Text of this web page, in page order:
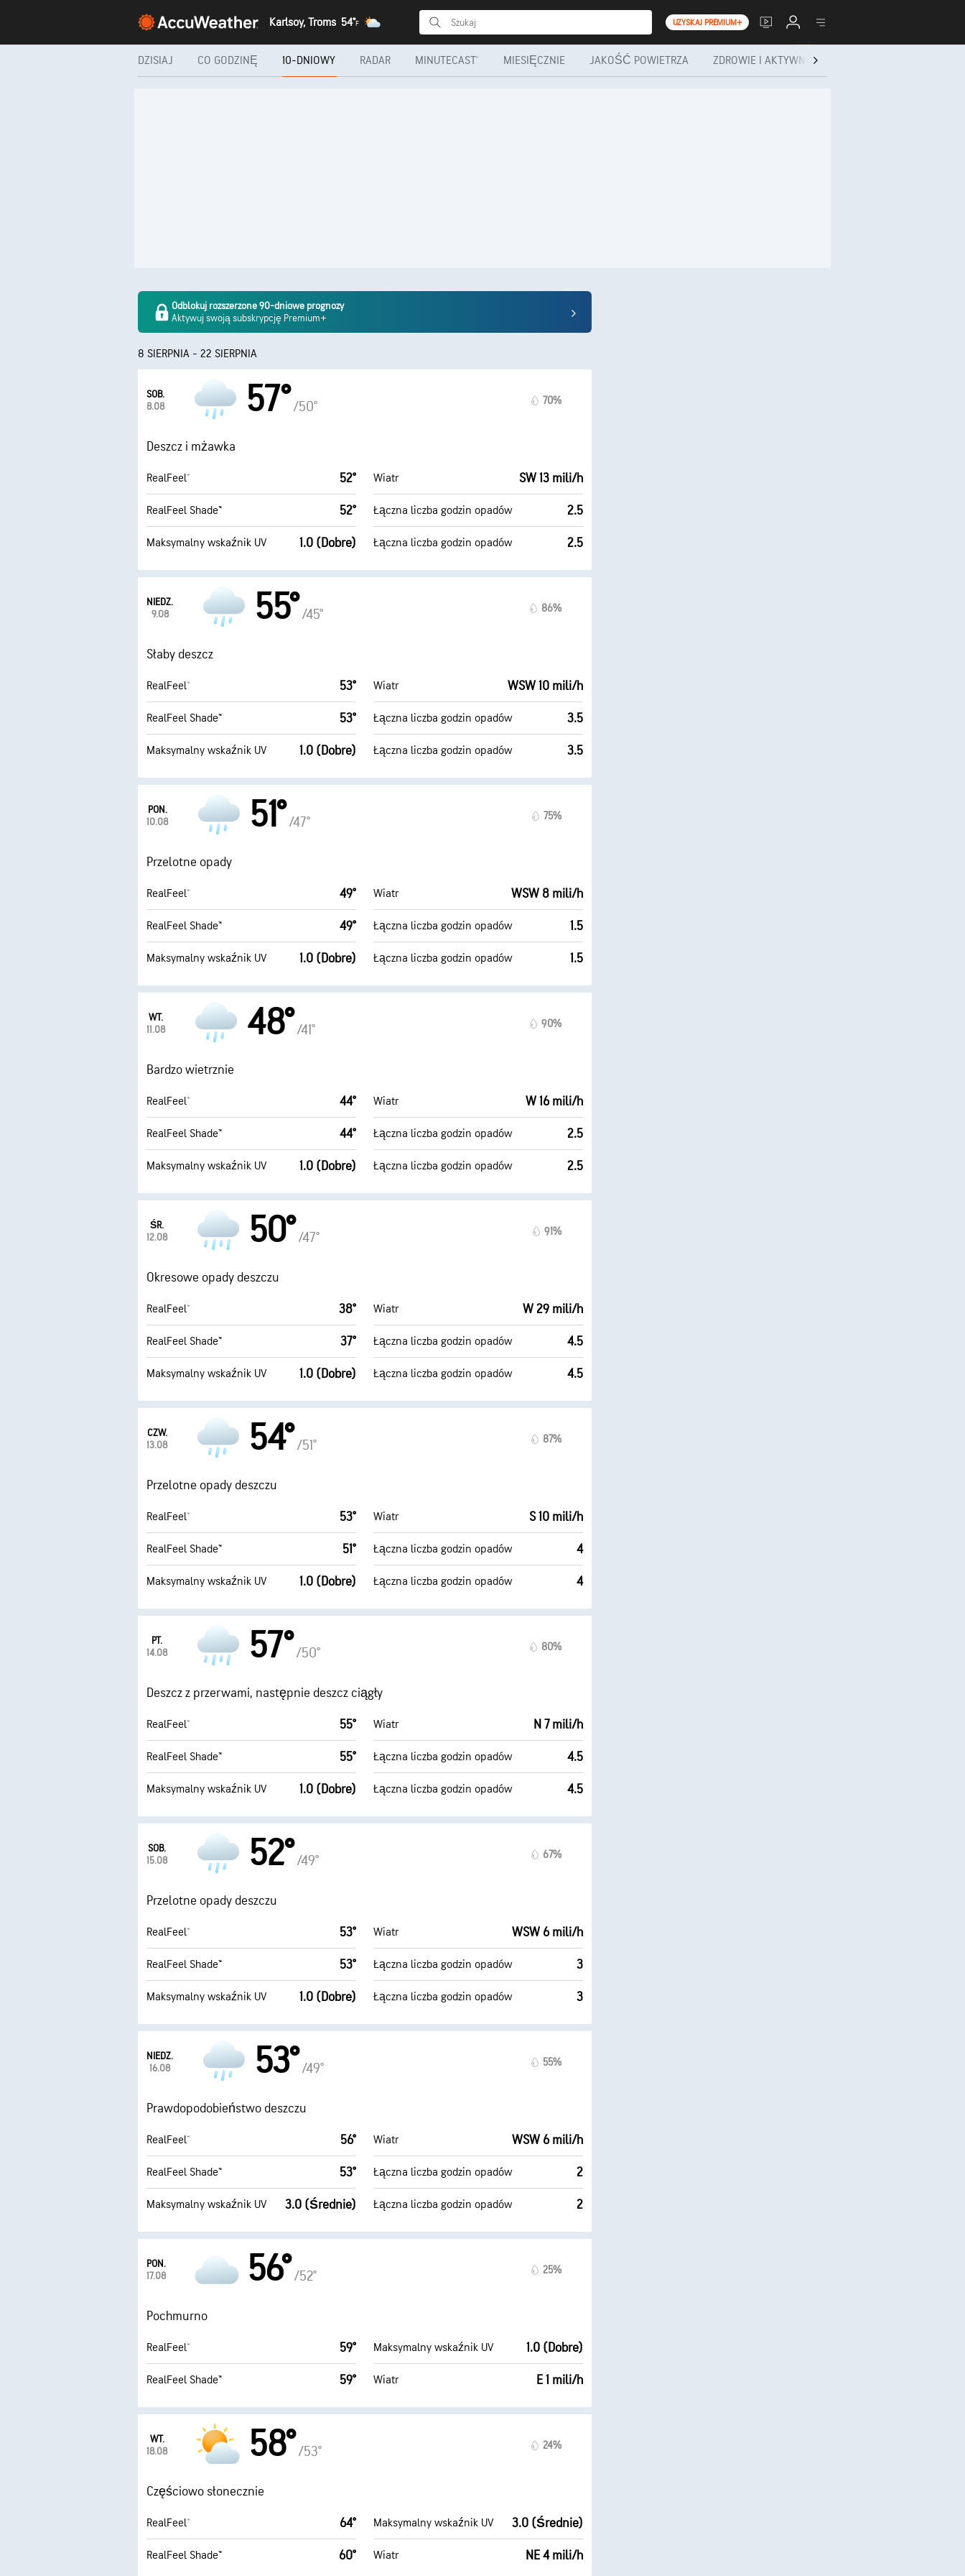
Karlsoy, Troms 54°F UZYSKAJ PREMIUM+
DZISIAJ CO GODZINĘ 10-DNIOWY RADAR MINUTECAST® MIESIĘCZNIE JAKOŚĆ POWIETRZA ZDROWIE I AKTYWNOŚĆ
Odblokuj rozszerzone 90-dniowe prognozy
Aktywuj swoją subskrypcję Premium+
8 SIERPNIA - 22 SIERPNIA
SOB.
8.08
57° /50° 70%
Deszcz i mżawka
RealFeel® 52°
RealFeel Shade™ 52°
Maksymalny wskaźnik UV 1.0 (Dobre)
Wiatr SW 13 mili/h
Łączna liczba godzin opadów 2.5
Łączna liczba godzin opadów 2.5
NIEDZ.
9.08
55° /45° 86%
Słaby deszcz
RealFeel® 53°
RealFeel Shade™ 53°
Maksymalny wskaźnik UV 1.0 (Dobre)
Wiatr WSW 10 mili/h
Łączna liczba godzin opadów 3.5
Łączna liczba godzin opadów 3.5
PON.
10.08
51° /47° 75%
Przelotne opady
RealFeel® 49°
RealFeel Shade™ 49°
Maksymalny wskaźnik UV 1.0 (Dobre)
Wiatr WSW 8 mili/h
Łączna liczba godzin opadów 1.5
Łączna liczba godzin opadów 1.5
WT.
11.08
48° /41° 90%
Bardzo wietrznie
RealFeel® 44°
RealFeel Shade™ 44°
Maksymalny wskaźnik UV 1.0 (Dobre)
Wiatr W 16 mili/h
Łączna liczba godzin opadów 2.5
Łączna liczba godzin opadów 2.5
ŚR.
12.08
50° /47° 91%
Okresowe opady deszczu
RealFeel® 38°
RealFeel Shade™ 37°
Maksymalny wskaźnik UV 1.0 (Dobre)
Wiatr W 29 mili/h
Łączna liczba godzin opadów 4.5
Łączna liczba godzin opadów 4.5
CZW.
13.08
54° /51° 87%
Przelotne opady deszczu
RealFeel® 53°
RealFeel Shade™ 51°
Maksymalny wskaźnik UV 1.0 (Dobre)
Wiatr S 10 mili/h
Łączna liczba godzin opadów 4
Łączna liczba godzin opadów 4
PT.
14.08
57° /50° 80%
Deszcz z przerwami, następnie deszcz ciągły
RealFeel® 55°
RealFeel Shade™ 55°
Maksymalny wskaźnik UV 1.0 (Dobre)
Wiatr N 7 mili/h
Łączna liczba godzin opadów 4.5
Łączna liczba godzin opadów 4.5
SOB.
15.08
52° /49° 67%
Przelotne opady deszczu
RealFeel® 53°
RealFeel Shade™ 53°
Maksymalny wskaźnik UV 1.0 (Dobre)
Wiatr WSW 6 mili/h
Łączna liczba godzin opadów 3
Łączna liczba godzin opadów 3
NIEDZ.
16.08
53° /49° 55%
Prawdopodobieństwo deszczu
RealFeel® 56°
RealFeel Shade™ 53°
Maksymalny wskaźnik UV 3.0 (Średnie)
Wiatr WSW 6 mili/h
Łączna liczba godzin opadów 2
Łączna liczba godzin opadów 2
PON.
17.08
56° /52° 25%
Pochmurno
RealFeel® 59°
RealFeel Shade™ 59°
Maksymalny wskaźnik UV 1.0 (Dobre)
Wiatr E 1 mili/h
WT.
18.08
58° /53° 24%
Częściowo słonecznie
RealFeel® 64°
RealFeel Shade™ 60°
Maksymalny wskaźnik UV 3.0 (Średnie)
Wiatr NE 4 mili/h